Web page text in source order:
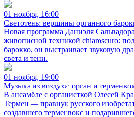
01 ноября, 16:00
Светотень: вершины органного
Новая программа Даниэля
живописной техникой chiaroscuro:
барокко, он выстраивает звуковую
света и тени.
01 ноября, 19:00
Музыка из воздуха: орган и
В ансамбле с органисткой Олесей
Термен — правнук русского
создавшего терменвокс и